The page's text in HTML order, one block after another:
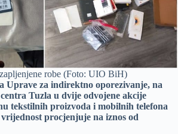
robe (Foto: UIO BiH)
Uprave za indirektno oporezivanje, na
Tuzla u dvije odvojene akcije
tekstilnih proizvoda i mobilnih telefona
procjenjuje na iznos od